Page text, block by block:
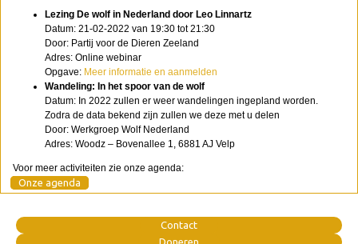
Lezing De wolf in Nederland door Leo Linnartz
Datum: 21-02-2022 van 19:30 tot 21:30
Door: Partij voor de Dieren Zeeland
Adres: Online webinar
Opgave: Meer informatie en aanmelden
Wandeling: In het spoor van de wolf
Datum: In 2022 zullen er weer wandelingen ingepland worden.
Zodra de data bekend zijn zullen we deze met u delen
Door: Werkgroep Wolf Nederland
Adres: Woodz – Bovenallee 1, 6881 AJ Velp
Voor meer activiteiten zie onze agenda:
Onze agenda
Contact
Doneren